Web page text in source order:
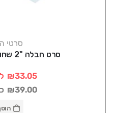
סרטי
סרט חבלה "2 שחור 50 מ' WURTH
₪33.05
₪39.00